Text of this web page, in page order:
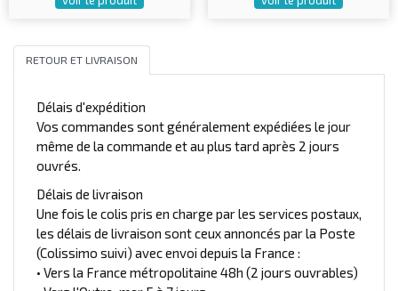
RETOUR ET LIVRAISON
Délais d'expédition
Vos commandes sont généralement expédiées le jour
même de la commande et au plus tard après 2 jours
ouvrés.
Délais de livraison
Une fois le colis pris en charge par les services postaux,
les délais de livraison sont ceux annoncés par la Poste
(Colissimo suivi) avec envoi depuis la France :
• Vers la France métropolitaine 48h (2 jours ouvrables)